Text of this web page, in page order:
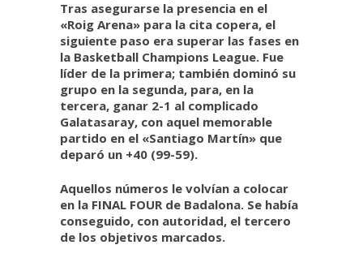
Tras asegurarse la presencia en el
«Roig Arena» para la cita copera, el
siguiente paso era superar las fases en
la Basketball Champions League. Fue
líder de la primera; también dominó su
grupo en la segunda, para, en la
tercera, ganar 2-1 al complicado
Galatasaray, con aquel memorable
partido en el «Santiago Martín» que
deparó un +40 (99-59).
Aquellos números le volvían a colocar
en la FINAL FOUR de Badalona. Se había
conseguido, con autoridad, el tercero
de los objetivos marcados.